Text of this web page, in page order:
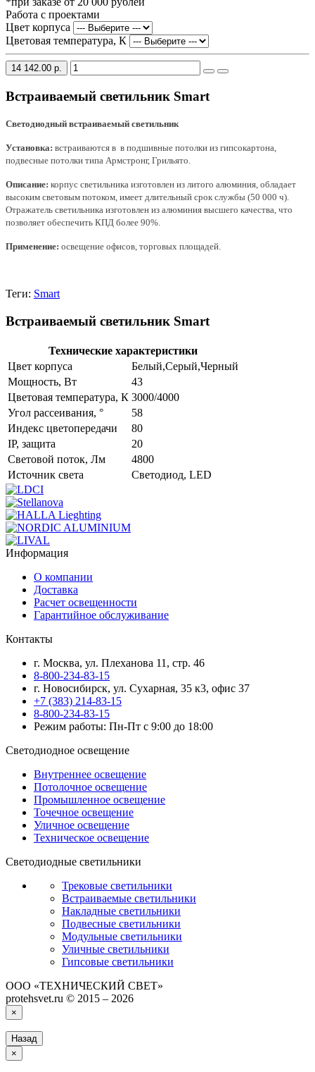
Работа с проектами
Цвет корпуса
Цветовая температура, К
14 142.00 р.
Встраиваемый светильник Smart
Светодиодный встраиваемый светильник
Установка: встраиваются в в подшивные потолки из гипсокартона,
подвесные потолки типа Армстронг, Грильято.
Описание: корпус светильника изготовлен из литого алюминия, обладает
высоким световым потоком, имеет длительный срок службы (50 000 ч).
Отражатель светильника изготовлен из алюминия высшего качества, что
позволяет обеспечить КПД более 90%.
Применение: освещение офисов, торговых площадей.
Теги: Smart
Встраиваемый светильник Smart
Технические характеристики
Цвет корпуса
Белый,Серый,Черный
Мощность, Вт
43
Цветовая температура, К 3000/4000
Угол рассеивания, °
58
Индекс цветопередачи
80
IP, защита
20
Световой поток, Лм
4800
Источник света
Cветодиод, LED
Информация
О компании
Доставка
Расчет освещенности
Гарантийное обслуживание
Контакты
г. Москва, ул. Плеханова 11, стр. 46
8-800-234-83-15
г. Новосибирск, ул. Сухарная, 35 к3, офис 37
+7 (383) 214-83-15
8-800-234-83-15
Режим работы: Пн-Пт с 9:00 до 18:00
Светодиодное освещение
Внутреннее освещение
Потолочное освещение
Промышленное освещение
Точечное освещение
Уличное освещение
Техническое освещение
Светодиодные светильники
Трековые светильники
Встраиваемые светильники
Накладные светильники
Подвесные светильники
Модульные светильники
Уличные светильники
Гипсовые светильники
ООО «ТЕХНИЧЕСКИЙ СВЕТ»
protehsvet.ru © 2015 – 2026
×
Назад
×